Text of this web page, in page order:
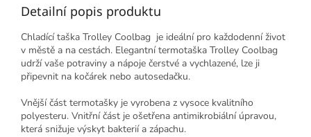
Detailní popis produktu
Chladící taška Trolley Coolbag je ideální pro každodenní život
v městě a na cestách. Elegantní termotaška Trolley Coolbag
udrží vaše potraviny a nápoje čerstvé a vychlazené, lze ji
připevnit na kočárek nebo autosedačku.
Vnější část termotašky je vyrobena z vysoce kvalitního
polyesteru. Vnitřní část je ošetřena antimikrobiální úpravou,
která snižuje výskyt bakterií a zápachu.